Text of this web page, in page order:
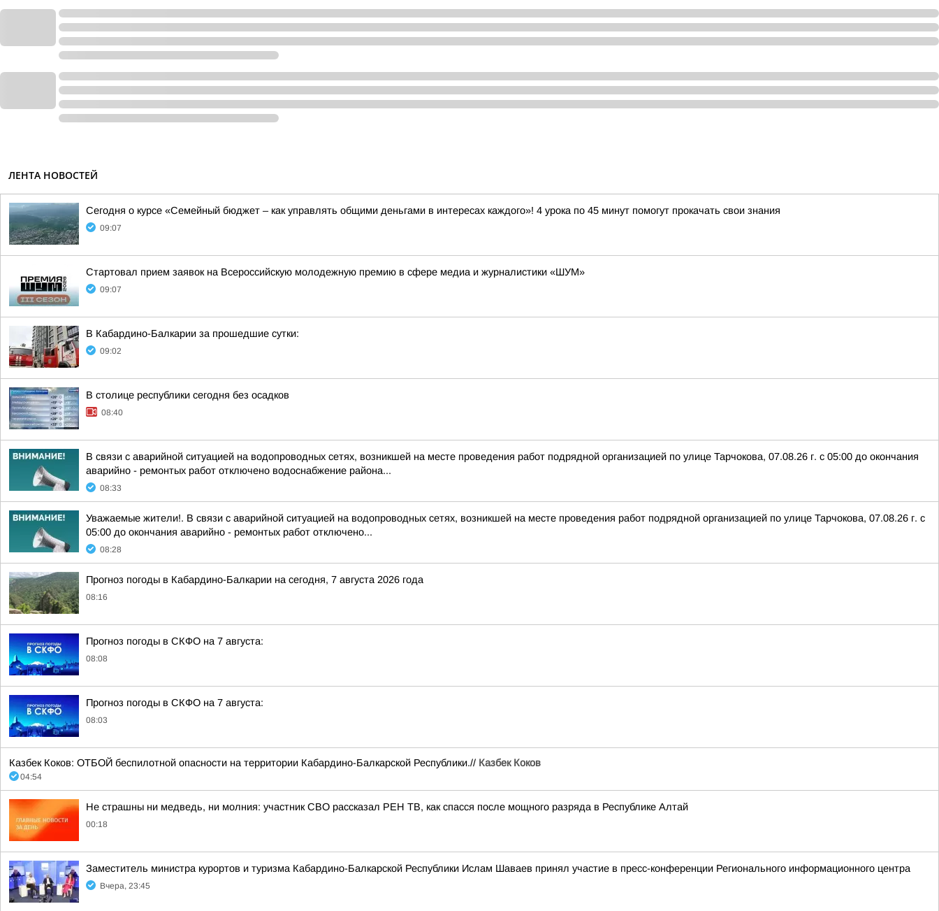
ЛЕНТА НОВОСТЕЙ
Сегодня о курсе «Семейный бюджет – как управлять общими деньгами в интересах каждого»! 4 урока по 45 минут помогут прокачать свои знания
09:07
Стартовал прием заявок на Всероссийскую молодежную премию в сфере медиа и журналистики «ШУМ»
09:07
В Кабардино-Балкарии за прошедшие сутки:
09:02
В столице республики сегодня без осадков
08:40
В связи с аварийной ситуацией на водопроводных сетях, возникшей на месте проведения работ подрядной организацией по улице Тарчокова, 07.08.26 г. с 05:00 до окончания
аварийно - ремонтых работ отключено водоснабжение района...
08:33
Уважаемые жители!. В связи с аварийной ситуацией на водопроводных сетях, возникшей на месте проведения работ подрядной организацией по улице Тарчокова, 07.08.26 г. с
05:00 до окончания аварийно - ремонтых работ отключено...
08:28
Прогноз погоды в Кабардино-Балкарии на сегодня, 7 августа 2026 года
08:16
Прогноз погоды в СКФО на 7 августа:
08:08
Прогноз погоды в СКФО на 7 августа:
08:03
Казбек Коков: ОТБОЙ беспилотной опасности на территории Кабардино-Балкарской Республики.// Казбек Коков
04:54
Не страшны ни медведь, ни молния: участник СВО рассказал РЕН ТВ, как спасся после мощного разряда в Республике Алтай
00:18
Заместитель министра курортов и туризма Кабардино-Балкарской Республики Ислам Шаваев принял участие в пресс-конференции Регионального информационного центра
Вчера, 23:45